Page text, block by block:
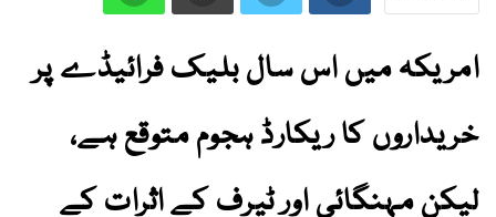
امریکہ میں اس سال بلیک فرائیڈے پر
خریداروں کا ریکارڈ ہجوم متوقع ہے،
لیکن مہنگائی اور ٹیرف کے اثرات کے